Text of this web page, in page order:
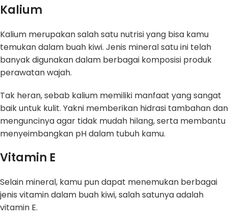
Kalium
Kalium merupakan salah satu nutrisi yang bisa kamu
temukan dalam buah kiwi. Jenis mineral satu ini telah
banyak digunakan dalam berbagai komposisi produk
perawatan wajah.
Tak heran, sebab kalium memiliki manfaat yang sangat
baik untuk kulit. Yakni memberikan hidrasi tambahan dan
menguncinya agar tidak mudah hilang, serta membantu
menyeimbangkan pH dalam tubuh kamu.
Vitamin E
Selain mineral, kamu pun dapat menemukan berbagai
jenis vitamin dalam buah kiwi, salah satunya adalah
vitamin E.